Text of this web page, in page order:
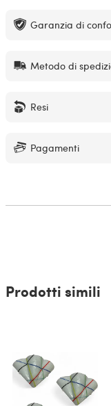
Garanzia di
Metodo di
Resi
Pagamenti
Prodotti simili